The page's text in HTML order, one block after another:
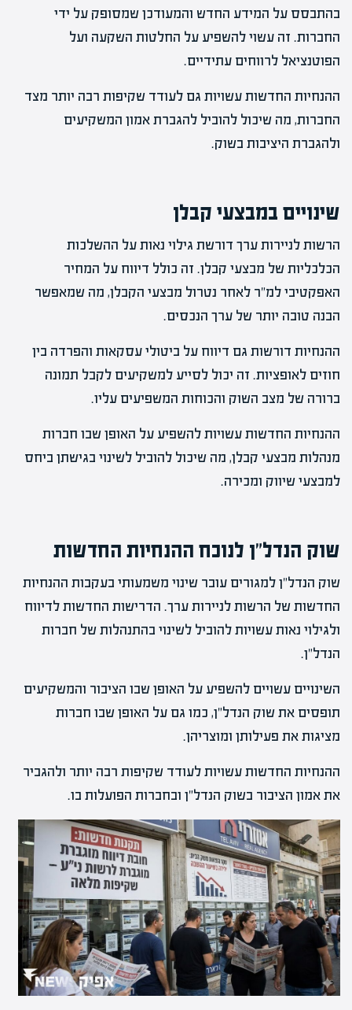
בהתבסס על המידע החדש והמעודכן שמסופק על ידי
החברות. זה עשוי להשפיע על החלטות השקעה ועל
הפוטנציאל לרווחים עתידיים.
ההנחיות החדשות עשויות גם לעודד שקיפות רבה יותר מצד
החברות, מה שיכול להוביל להגברת אמון המשקיעים
ולהגברת היציבות בשוק.
שינויים במבצעי קבלן
הרשות לניירות ערך דורשת גילוי נאות על ההשלכות
הכלכליות של מבצעי קבלן. זה כולל דיווח על המחיר
האפקטיבי למ"ר לאחר נטרול מבצעי הקבלן, מה שמאפשר
הבנה טובה יותר של ערך הנכסים.
ההנחיות דורשות גם דיווח על ביטולי עסקאות והפרדה בין
חוזים לאופציות. זה יכול לסייע למשקיעים לקבל תמונה
ברורה של מצב השוק והכוחות המשפיעים עליו.
ההנחיות החדשות עשויות להשפיע על האופן שבו חברות
מנהלות מבצעי קבלן, מה שיכול להוביל לשינוי בגישתן ביחס
למבצעי שיווק ומכירה.
שוק הנדל"ן לנוכח ההנחיות החדשות
שוק הנדל"ן למגורים עובר שינוי משמעותי בעקבות ההנחיות
החדשות של הרשות לניירות ערך. הדרישות החדשות לדיווח
ולגילוי נאות עשויות להוביל לשינוי בהתנהלות של חברות
הנדל"ן.
השינויים עשויים להשפיע על האופן שבו הציבור והמשקיעים
תופסים את שוק הנדל"ן, כמו גם על האופן שבו חברות
מציגות את פעילותן ומוצריהן.
ההנחיות החדשות עשויות לעודד שקיפות רבה יותר ולהגביר
את אמון הציבור בשוק הנדל"ן ובחברות הפועלות בו.